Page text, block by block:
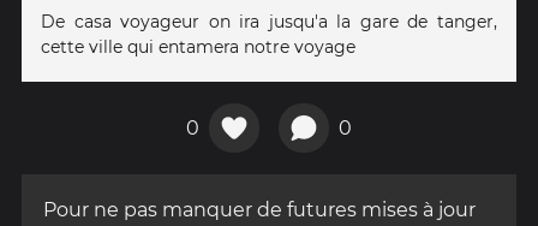
De casa voyageur on ira jusqu'a la gare de tanger,
cette ville qui entamera notre voyage
0 0
Pour ne pas manquer de futures mises à jour